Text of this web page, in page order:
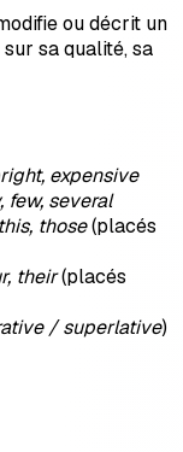
ou décrit un
sa qualité, sa
expensive
few, several
this, those(placés
their(placés
/ superlative)